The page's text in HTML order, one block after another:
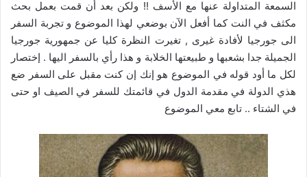
السمعة المتداولة عنها مع الأسف !! ولكن بعد أن قمت بعمل بحث
مكثف في النت كما أفعل الآن بوضعي لهذا الموضوع و تجربة السفر
الى جورجيا لأفادة غيرى , تغيرت النظرة كليا عن جمهورية جورجيا
الجميلة جدا بشعبها و طبيعتها الخلابة و هذا رأي بالسفر اليها . إختصار
لكل ما أود قوله في الموضوع هو إنك إن كنت مقبل على السفر ضع
هذي الدولة في مقدمة الدول في قائمتك للسفر في الصيف او حتى
في الشتاء .. تابع معي الموضوع